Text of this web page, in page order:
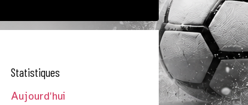
Statistiques
Aujourd'hui